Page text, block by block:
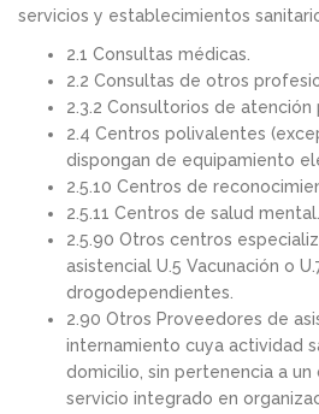
servicios y establecimientos
2.1 Consultas médicas.
2.2 Consultas de otros
2.3.2 Consultorios de atención
2.4 Centros polivalentes
dispongan de equipamiento
2.5.10 Centros de
2.5.11 Centros de salud mental.
2.5.90 Otros centros
asistencial U.5 Vacunación o
drogodependientes.
2.90 Otros Proveedores de
internamiento cuya actividad
domicilio, sin pertenencia a un
servicio integrado en